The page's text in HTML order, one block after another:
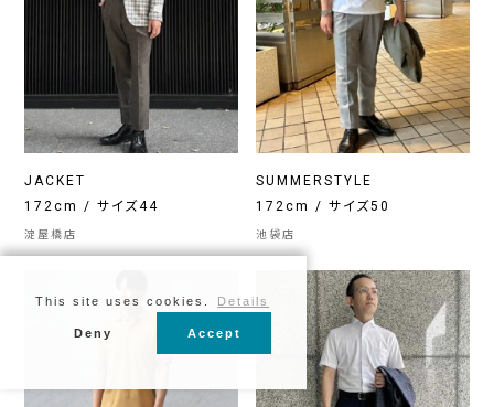
JACKET
172cm / サイズ44
淀屋橋店
SUMMERSTYLE
172cm / サイズ50
池袋店
This site uses cookies. Details
Deny Accept